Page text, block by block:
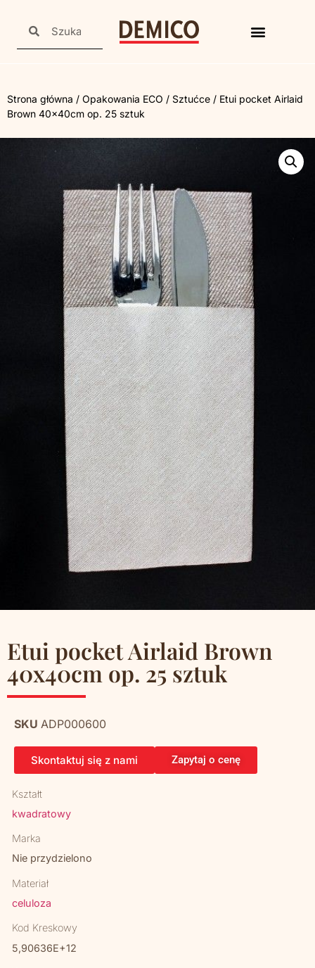
Strona główna / Opakowania ECO / Sztućce / Etui pocket Airlaid
Brown 40x40cm op. 25 sztuk
Etui pocket Airlaid Brown
40x40cm op. 25 sztuk
SKU ADP000600
Skontaktuj się z nami Zapytaj o cenę
Kształt
kwadratowy
Marka
Nie przydzielono
Materiał
celuloza
Kod Kreskowy
5,90636E+12